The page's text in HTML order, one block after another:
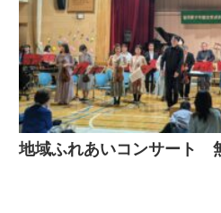
地域ふれあいコンサート